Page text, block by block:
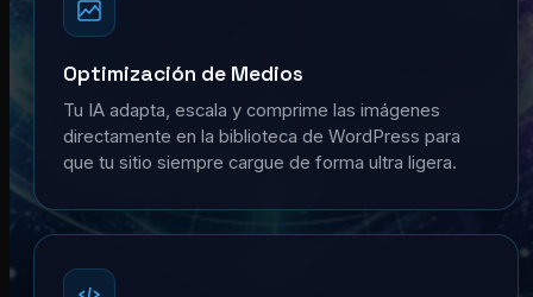
Optimización de Medios
Tu IA adapta, escala y comprime las imágenes
directamente en la biblioteca de WordPress para
que tu sitio siempre cargue de forma ultra ligera.